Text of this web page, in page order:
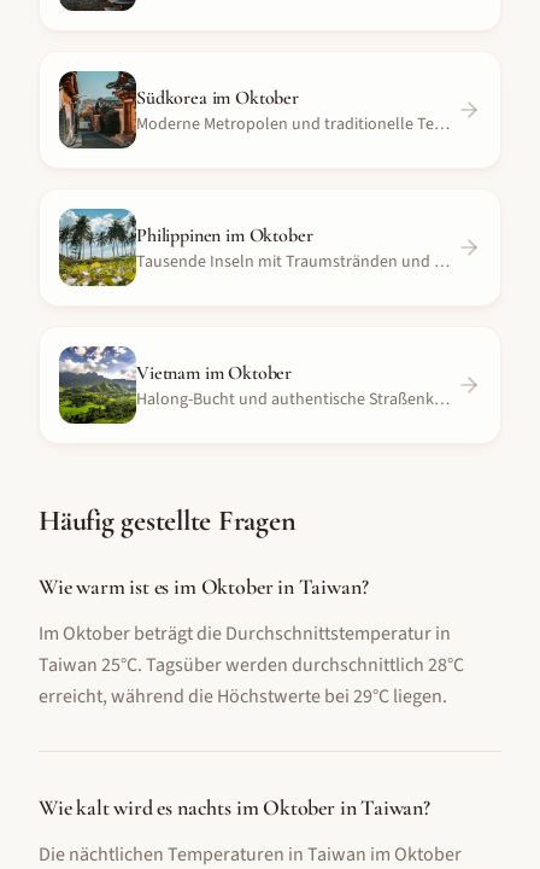
SüdkoreaimOktober
Moderne Metropolen und traditionelle Tempel
Philippinen im Oktober
Tausende Inseln mit Traumstränden und Tauchspots
VietnamimOktober
Halong-Bucht und authentische Straßenküche
Häufig gestellte Fragen
Wie warm ist es im Oktober in Taiwan?
Im Oktober beträgt die Durchschnittstemperatur in
Taiwan 25°C. Tagsüber werden durchschnittlich 28°C
erreicht, während die Höchstwerte bei 29°C liegen.
Wie kalt wird es nachts im Oktober in Taiwan?
Die nächtlichen Temperaturen in Taiwan im Oktober